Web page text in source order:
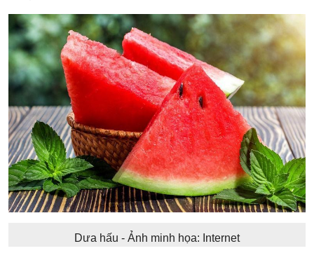
Dưa hấu - Ảnh minh họa: Internet